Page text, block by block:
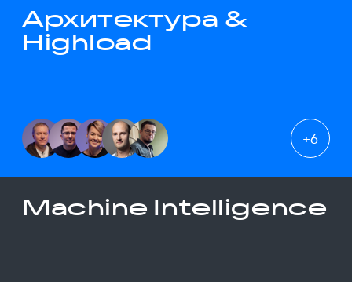
Архитектура &
Highload
+6
Machine Intelligence